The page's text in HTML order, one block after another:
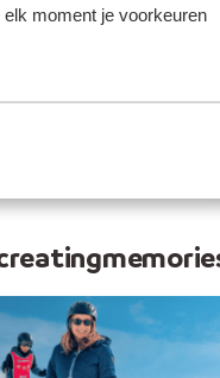
moment je voorkeuren